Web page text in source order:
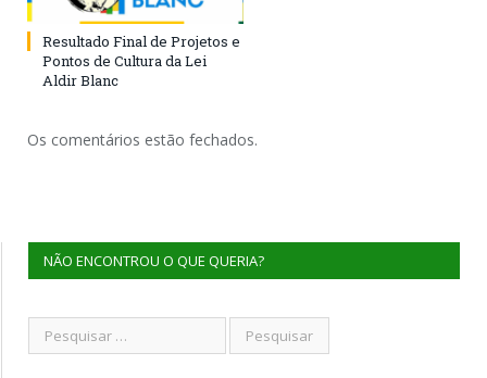
Resultado Final de Projetos e
Pontos de Cultura da Lei
Aldir Blanc
Os comentários estão fechados.
NÃO ENCONTROU O QUE QUERIA?